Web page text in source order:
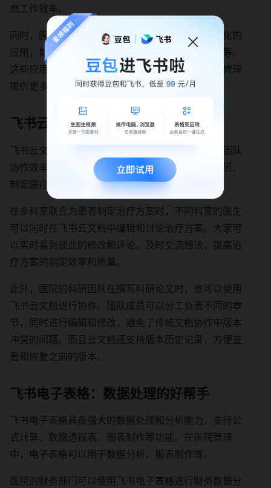
高工作效率。
同时，医院还可以基于飞书开放平台开发一些个性化的
应用，如患者满意度调研系统、医院内部培训系统等。
这些应用可以与飞书的其他功能无缝集成，为医院管理
提供更多的便利。
飞书云文档：高效协作的文档工具
飞书云文档支持多人实时在线协作编辑文档，提高团队
协作效率。在医院管理中，云文档可以用于编写病历、
制定医疗方案、撰写科研论文等。
在多科室联合为患者制定治疗方案时，不同科室的医生
可以同时在飞书云文档中编辑和讨论治疗方案。大家可
以实时看到彼此的修改和评论，及时交流想法，提高治
疗方案的制定效率和质量。
此外，医院的科研团队在撰写科研论文时，也可以使用
飞书云文档进行协作。团队成员可以分工负责不同的章
节，同时进行编辑和修改，避免了传统文档协作中版本
冲突的问题。而且云文档还支持版本历史记录，方便查
看和恢复之前的版本。
飞书电子表格：数据处理的好帮手
飞书电子表格具备强大的数据处理和分析能力，支持公
式计算、数据透视表、图表制作等功能。在医院管理
中，电子表格可以用于数据分析、报表制作等。
医院的财务部门可以使用飞书电子表格进行财务数据分